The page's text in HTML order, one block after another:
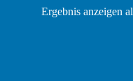
Ergebnis anzeigen